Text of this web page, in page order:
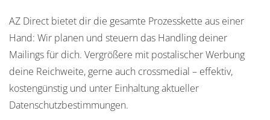
AZ Direct bietet dir die gesamte Prozesskette aus einer
Hand: Wir planen und steuern das Handling deiner
Mailings für dich. Vergrößere mit postalischer Werbung
deine Reichweite, gerne auch crossmedial – effektiv,
kostengünstig und unter Einhaltung aktueller
Datenschutzbestimmungen.